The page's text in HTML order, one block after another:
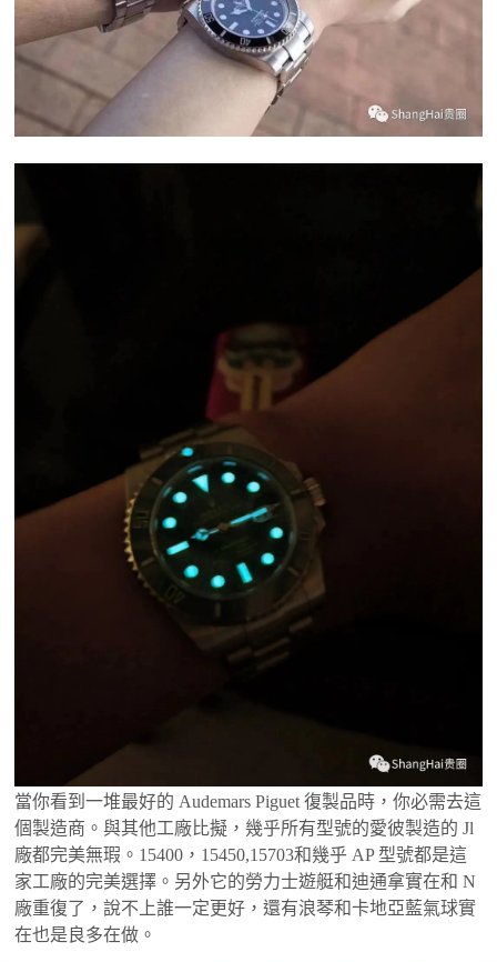
當你看到一堆最好的 Audemars Piguet 復製品時，你必需去這
個製造商。與其他工廠比擬，幾乎所有型號的愛彼製造的 Jl
廠都完美無瑕。15400，15450,15703和幾乎 AP 型號都是這
家工廠的完美選擇。另外它的勞力士遊艇和迪通拿實在和 N
廠重復了，說不上誰一定更好，還有浪琴和卡地亞藍氣球實
在也是良多在做。